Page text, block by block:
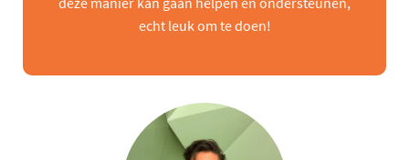
echt leuk om te doen!